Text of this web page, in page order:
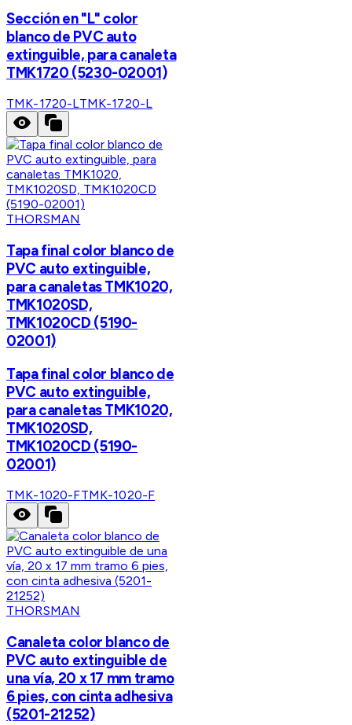
Sección en "L" color
blanco de PVC auto
extinguible, para canaleta
TMK1720 (5230-02001)
TMK-1720-LTMK-1720-L
THORSMAN
Tapa final color blanco de
PVC auto extinguible,
para canaletas TMK1020,
TMK1020SD,
TMK1020CD (5190-
02001)
Tapa final color blanco de
PVC auto extinguible,
para canaletas TMK1020,
TMK1020SD,
TMK1020CD (5190-
02001)
TMK-1020-FTMK-1020-F
THORSMAN
Canaleta color blanco de
PVC auto extinguible de
una vía, 20 x 17 mm tramo
6 pies, con cinta adhesiva
(5201-21252)